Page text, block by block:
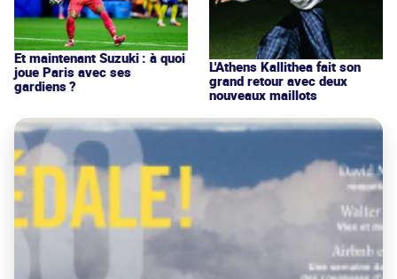
Et maintenant Suzuki : à quoi
joue Paris avec ses
gardiens ?
L'Athens Kallithea fait son
grand retour avec deux
nouveaux maillots